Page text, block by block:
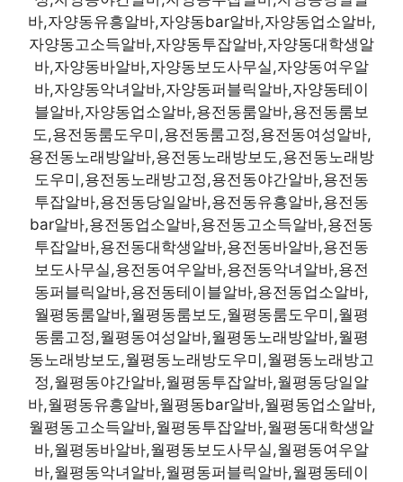
바,자양동유흥알바,자양동bar알바,자양동업소알바,
자양동고소득알바,자양동투잡알바,자양동대학생알
바,자양동바알바,자양동보도사무실,자양동여우알
바,자양동악녀알바,자양동퍼블릭알바,자양동테이
블알바,자양동업소알바,용전동룸알바,용전동룸보
도,용전동룸도우미,용전동룸고정,용전동여성알바,
용전동노래방알바,용전동노래방보도,용전동노래방
도우미,용전동노래방고정,용전동야간알바,용전동
투잡알바,용전동당일알바,용전동유흥알바,용전동
bar알바,용전동업소알바,용전동고소득알바,용전동
투잡알바,용전동대학생알바,용전동바알바,용전동
보도사무실,용전동여우알바,용전동악녀알바,용전
동퍼블릭알바,용전동테이블알바,용전동업소알바,
월평동룸알바,월평동룸보도,월평동룸도우미,월평
동룸고정,월평동여성알바,월평동노래방알바,월평
동노래방보도,월평동노래방도우미,월평동노래방고
정,월평동야간알바,월평동투잡알바,월평동당일알
바,월평동유흥알바,월평동bar알바,월평동업소알바,
월평동고소득알바,월평동투잡알바,월평동대학생알
바,월평동바알바,월평동보도사무실,월평동여우알
바,월평동악녀알바,월평동퍼블릭알바,월평동테이